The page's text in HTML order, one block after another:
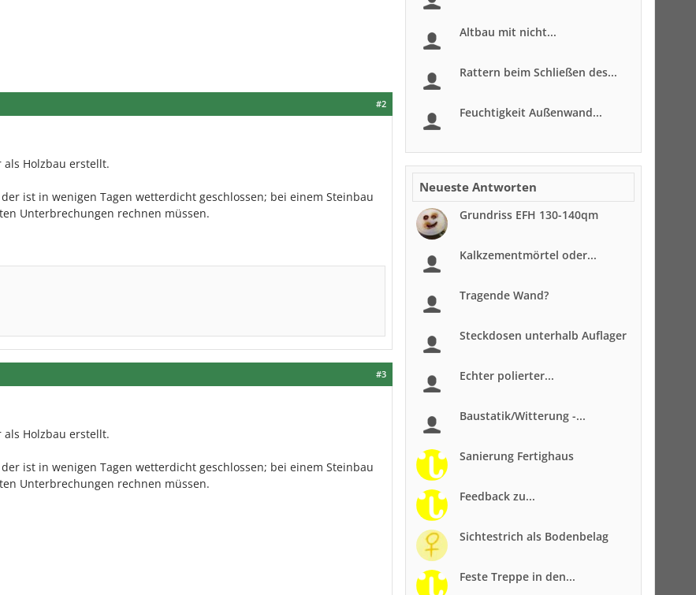
#2
Holzbau erstellt.
ist in wenigen Tagen wetterdicht geschlossen; bei einem Steinbau
Unterbrechungen rechnen müssen.
#3
Holzbau erstellt.
ist in wenigen Tagen wetterdicht geschlossen; bei einem Steinbau
Unterbrechungen rechnen müssen.
Altbau mit nicht...
Rattern beim Schließen des...
Feuchtigkeit Außenwand...
Neueste Antworten
Grundriss EFH 130-140qm
Kalkzementmörtel oder...
Tragende Wand?
Steckdosen unterhalb Auflager
Echter polierter...
Baustatik/Witterung -...
Sanierung Fertighaus
Feedback zu...
Sichtestrich als Bodenbelag
Feste Treppe in den...